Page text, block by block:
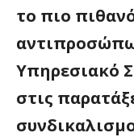
το πιο
Υπηρεσιακό
στις